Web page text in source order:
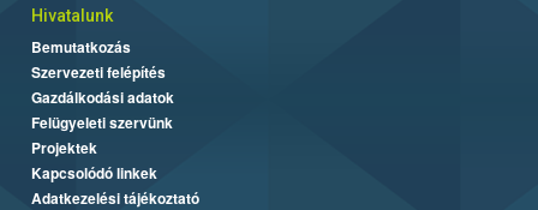
Hivatalunk
Bemutatkozás
Szervezeti felépítés
Gazdálkodási adatok
Felügyeleti szervünk
Projektek
Kapcsolódó linkek
Adatkezelési tájékoztató